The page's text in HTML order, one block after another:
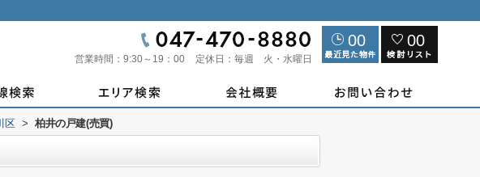
営業時間： 9:30～19：00 定休日： 毎週 火・水曜日
00 00
区 > 柏井の戸建(売買)